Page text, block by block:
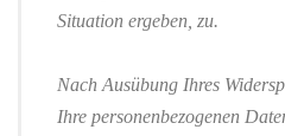
Situation ergeben, zu.
Nach Ausübung Ihres
Ihre personenbezogenen